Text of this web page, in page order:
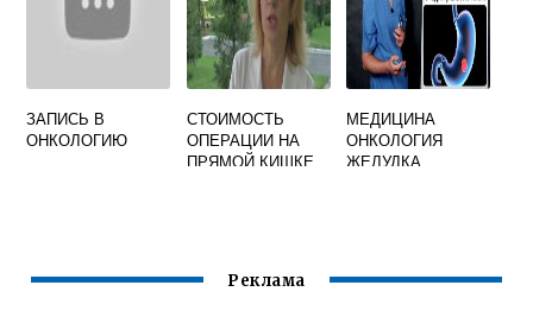
ЗАПИСЬ В
ОНКОЛОГИЮ
СТОИМОСТЬ
ОПЕРАЦИИ НА
ПРЯМОЙ КИШКЕ
МЕДИЦИНА
ОНКОЛОГИЯ
ЖЕЛУДКА
Реклама